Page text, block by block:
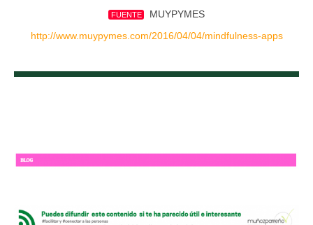
FUENTE
MUYPYMES
http://www.muypymes.com/2016/04/04/mindfulness-apps